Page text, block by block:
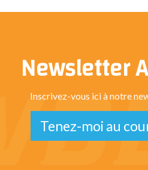
Newsletter
Inscrivez-vous ici à notre
Tenez-moi au